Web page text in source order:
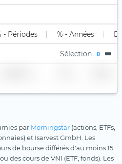
- Périodes % - Années
Sélection 0
par Morningstar (actions, ETFs,
et Isarvest GmbH. Les
de bourse différés d'au moins 15
des cours de VNI (ETF, fonds). Les